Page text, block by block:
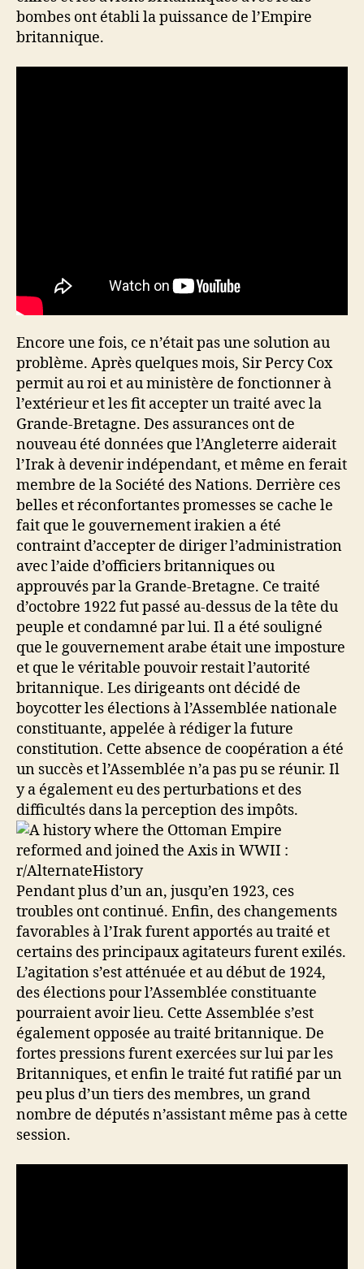
bombes ont établi la puissance de l’Empire
britannique.
Encore une fois, ce n’était pas une solution au
problème. Après quelques mois, Sir Percy Cox
permit au roi et au ministère de fonctionner à
l’extérieur et les fit accepter un traité avec la
Grande-Bretagne. Des assurances ont de
nouveau été données que l’Angleterre aiderait
l’Irak à devenir indépendant, et même en ferait
membre de la Société des Nations. Derrière ces
belles et réconfortantes promesses se cache le
fait que le gouvernement irakien a été
contraint d’accepter de diriger l’administration
avec l’aide d’officiers britanniques ou
approuvés par la Grande-Bretagne. Ce traité
d’octobre 1922 fut passé au-dessus de la tête du
peuple et condamné par lui. Il a été souligné
que le gouvernement arabe était une imposture
et que le véritable pouvoir restait l’autorité
britannique. Les dirigeants ont décidé de
boycotter les élections à l’Assemblée nationale
constituante, appelée à rédiger la future
constitution. Cette absence de coopération a été
un succès et l’Assemblée n’a pas pu se réunir. Il
y a également eu des perturbations et des
difficultés dans la perception des impôts.
Pendant plus d’un an, jusqu’en 1923, ces
troubles ont continué. Enfin, des changements
favorables à l’Irak furent apportés au traité et
certains des principaux agitateurs furent exilés.
L’agitation s’est atténuée et au début de 1924,
des élections pour l’Assemblée constituante
pourraient avoir lieu. Cette Assemblée s’est
également opposée au traité britannique. De
fortes pressions furent exercées sur lui par les
Britanniques, et enfin le traité fut ratifié par un
peu plus d’un tiers des membres, un grand
nombre de députés n’assistant même pas à cette
session.